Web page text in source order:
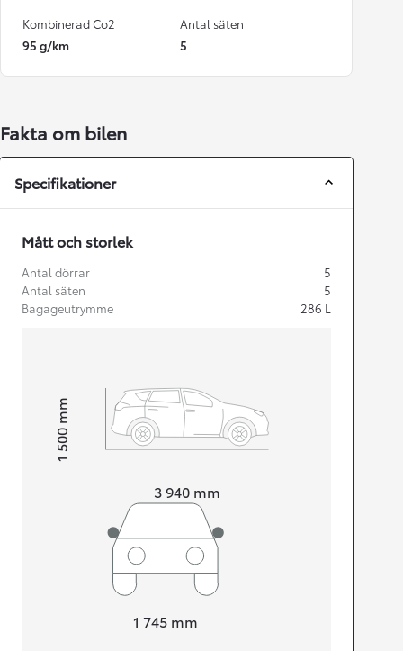
Kombinerad Co2
95 g/km
Antal säten
5
Fakta om bilen
Specifikationer
Mått och storlek
Antal dörrar
5
Antal säten
5
Bagageutrymme
286 L
3 940 mm
Height1 500
mm
1 745 mm